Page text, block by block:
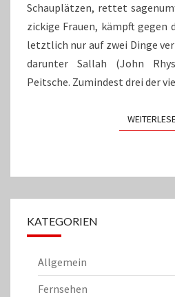
Schauplätzen, rettet
zickige Frauen, kämpft gegen
letztlich nur auf zwei Dinge
darunter Sallah (John
Peitsche. Zumindest drei der
KATEGORIEN
Allgemein
Fernsehen